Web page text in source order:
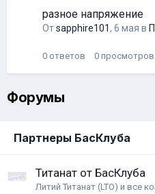
разное напряжение
Отsapphire101, 6 мая в
0 ответов 0 просмотров
Форумы
Партнеры БасКлуба
Титанат от БасКлуба
Литий Титанат (LTO) и все